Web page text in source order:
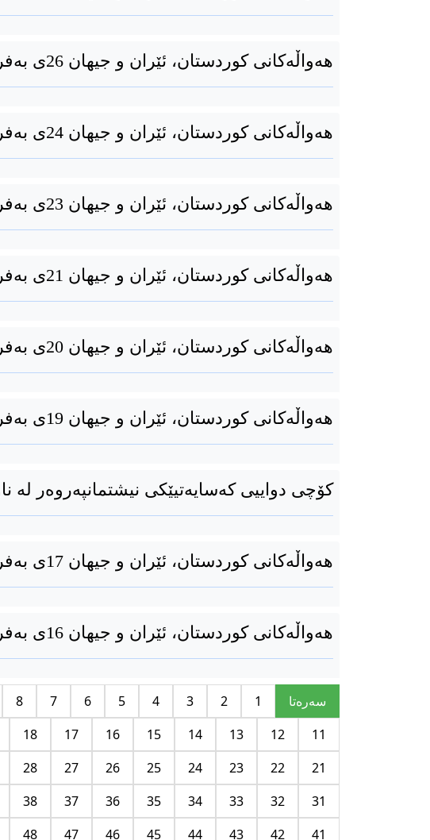
هەواڵەکانی کوردستان، ئێران و جیهان 26ی بەفرانباری 1394
هەواڵەکانی کوردستان، ئێران و جیهان 24ی بەفرانباری 1394
هەواڵەکانی کوردستان، ئێران و جیهان 23ی بەفرانباری 1394
هەواڵەکانی کوردستان، ئێران و جیهان 21ی بەفرانباری 1394
هەواڵەکانی کوردستان، ئێران و جیهان 20ی بەفرانباری 1394
هەواڵەکانی کوردستان، ئێران و جیهان 19ی بەفرانباری 1394
کۆچی دواییی کەسایەتیێکی نیشتمانپەروەر لە
هەواڵەکانی کوردستان، ئێران و جیهان 17ی بەفرانباری 1394
هەواڵەکانی کوردستان، ئێران و جیهان 16ی بەفرانباری 1394
سه‌ره‌تا 1
2
3
4
5
6
7
8
11
12
13
14
15
16
17
18
21
22
23
24
25
26
27
28
31
32
33
34
35
36
37
38
41
42
43
44
45
46
47
48